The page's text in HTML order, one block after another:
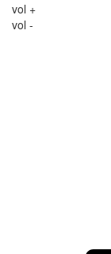
vol +
vol -